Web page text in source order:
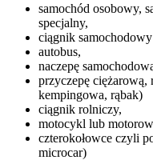
samochód osobowy,
specjalny,
ciągnik
autobus,
naczepę
przyczepę ciężarową,
kempingowa, rąbak)
ciągnik rolniczy,
motocykl lub
czterokołowce czyli
microcar)